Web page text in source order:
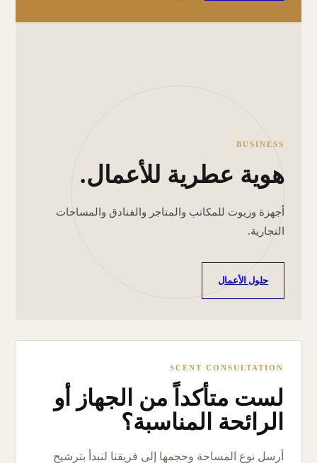
BUSINESS
هوية عطرية للأعمال.
أجهزة وزيوت للمكاتب والمتاجر والفنادق والمساحات
التجارية.
حلول الأعمال
SCENT CONSULTATION
لست متأكداً من الجهاز أو
الرائحة المناسبة؟
أرسل نوع المساحة وحجمها إلى فريقنا لنبدأ بترشيح